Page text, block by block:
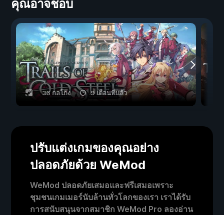
คุณอาจชอบ
36 กลโกง 9 เดือนที่แล้ว
ปรับแต่งเกมของคุณอย่าง
ปลอดภัยด้วย WeMod
WeMod ปลอดภัยเสมอและฟรีเสมอเพราะ
ชุมชนเกมเมอร์นับล้านทั่วโลกของเรา เราได้รับ
การสนับสนุนจากสมาชิก WeMod Pro ลองอ่าน